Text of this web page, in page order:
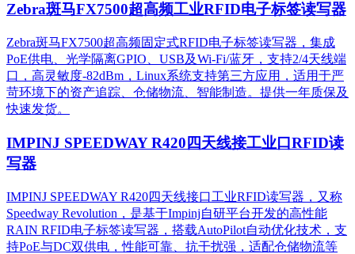
Zebra斑马FX7500超高频工业RFID电子标签读写器
Zebra斑马FX7500超高频固定式RFID电子标签读写器，集成
PoE供电、光学隔离GPIO、USB及Wi-Fi/蓝牙，支持2/4天线端
口，高灵敏度-82dBm，Linux系统支持第三方应用，适用于严
苛环境下的资产追踪、仓储物流、智能制造。提供一年质保及
快速发货。
IMPINJ SPEEDWAY R420四天线接工业口RFID读
写器
IMPINJ SPEEDWAY R420四天线接口工业RFID读写器，又称
Speedway Revolution，是基于Impinj自研平台开发的高性能
RAIN RFID电子标签读写器，搭载AutoPilot自动优化技术，支
持PoE与DC双供电，性能可靠、抗干扰强，适配仓储物流等